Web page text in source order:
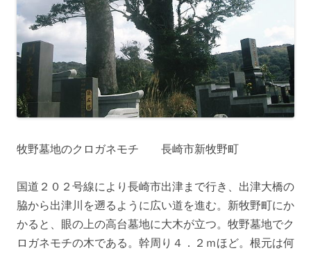
牧野墓地のクロガネモチ 長崎市新牧野町
国道２０２号線により長崎市出津まで行き、出津大橋の
脇から出津川を遡るように広い道を進む。新牧野町にか
かると、眼の上の高台墓地に大木が立つ。牧野墓地でク
ロガネモチの木である。幹周り４．２ｍほど。根元は何